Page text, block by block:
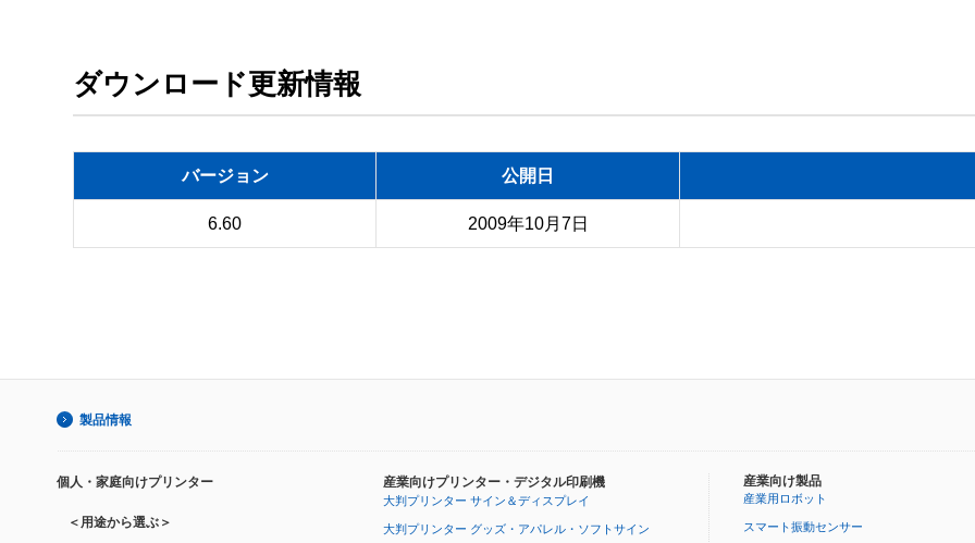
ダウンロード更新情報
バージョン 公開日
6.60 2009年10月7日
製品情報
個人・家庭向けプリンター
＜用途から選ぶ＞
産業向けプリンター・デジタル印刷機
大判プリンター サイン＆ディスプレイ
大判プリンター グッズ・アパレル・ソフトサイン
産業向け製品
産業用ロボット
スマート振動センサー